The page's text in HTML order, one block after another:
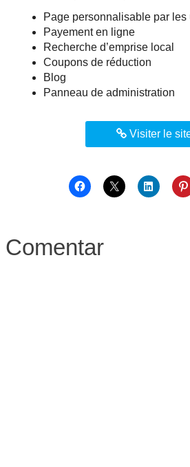
Page personnalisable par les
Payement en ligne
Recherche d’emprise local
Coupons de réduction
Blog
Panneau de administration
Visiter le
Comentar